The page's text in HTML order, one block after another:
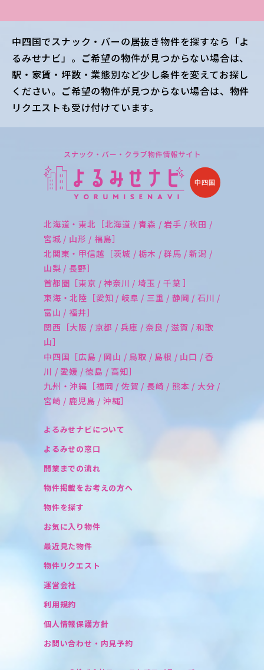
中四国でスナック・バーの居抜き物件を探すなら「よ
るみせナビ」。ご希望の物件が見つからない場合は、
駅・家賃・坪数・業態別など少し条件を変えてお探し
ください。ご希望の物件が見つからない場合は、物件
リクエストも受け付けています。
北海道・東北［北海道 / 青森 / 岩手 / 秋田 /
宮城 / 山形 / 福島］
北関東・甲信越［茨城 / 栃木 / 群馬 / 新潟 /
山梨 / 長野］
首都圏［東京 / 神奈川 / 埼玉 / 千葉 ］
東海・北陸［愛知 / 岐阜 / 三重 / 静岡 / 石川 /
富山 / 福井］
関西［大阪 / 京都 / 兵庫 / 奈良 / 滋賀 / 和歌
山］
中四国［広島 / 岡山 / 鳥取 / 島根 / 山口 / 香
川 / 愛媛 / 徳島 / 高知］
九州・沖縄［福岡 / 佐賀 / 長崎 / 熊本 / 大分 /
宮崎 / 鹿児島 / 沖縄］
よるみせナビについて
よるみせの窓口
開業までの流れ
物件掲載をお考えの方へ
物件を探す
お気に入り物件
最近見た物件
物件リクエスト
運営会社
利用規約
個人情報保護方針
お問い合わせ・内見予約